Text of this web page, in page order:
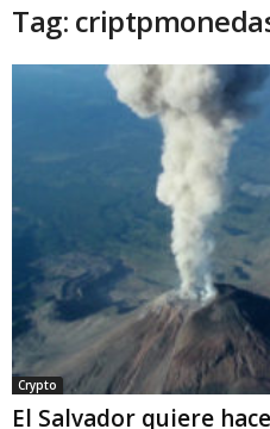
Tag:
Crypto
El Salvador quiere